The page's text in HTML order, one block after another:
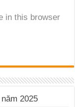
in this browser
2025